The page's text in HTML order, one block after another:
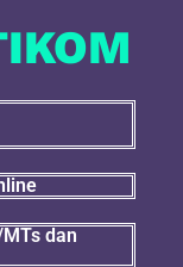
dan